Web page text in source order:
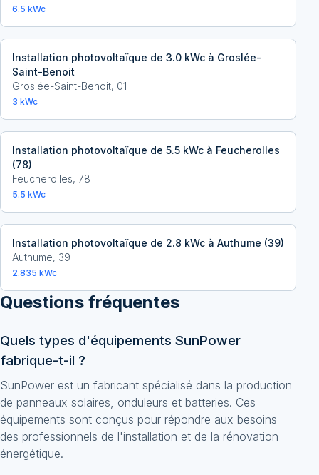
6.5 kWc
Installation photovoltaïque de 3.0 kWc à Groslée-
Saint-Benoit
Groslée-Saint-Benoit, 01
3 kWc
Installation photovoltaïque de 5.5 kWc à Feucherolles
(78)
Feucherolles, 78
5.5 kWc
Installation photovoltaïque de 2.8 kWc à Authume (39)
Authume, 39
2.835 kWc
Questions fréquentes
Quels types d'équipements SunPower
fabrique-t-il ?
SunPower est un fabricant spécialisé dans la production
de panneaux solaires, onduleurs et batteries. Ces
équipements sont conçus pour répondre aux besoins
des professionnels de l'installation et de la rénovation
énergétique.